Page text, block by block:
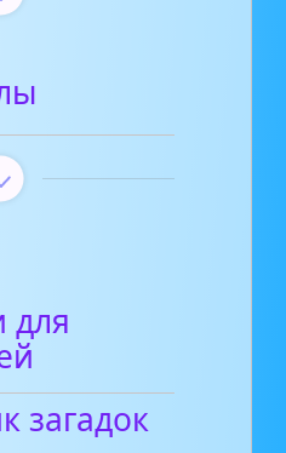
для
загадок